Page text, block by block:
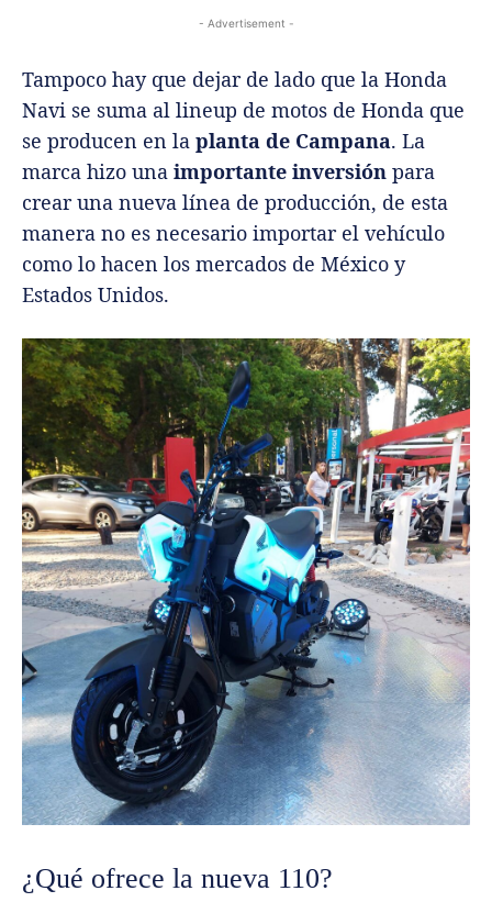
- Advertisement -
Tampoco hay que dejar de lado que la Honda
Navi se suma al lineup de motos de Honda que
se producen en la planta de Campana. La
marca hizo una importante inversión para
crear una nueva línea de producción, de esta
manera no es necesario importar el vehículo
como lo hacen los mercados de México y
Estados Unidos.
¿Qué ofrece la nueva 110?